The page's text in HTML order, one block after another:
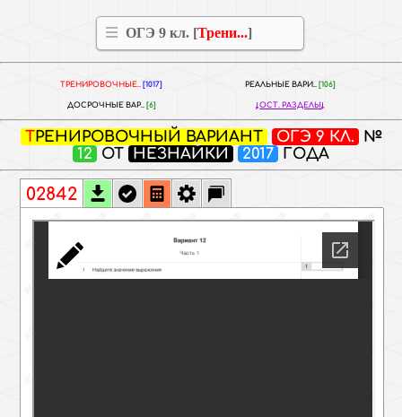
ОГЭ 9 кл. [Трени...]
ТРЕНИРОВОЧНЫЕ.. [1017] РЕАЛЬНЫЕ ВАРИ.. [106]
ДОСРОЧНЫЕ ВАР.. [6] ОСТ. РАЗДЕЛЫ
ТРЕНИРОВОЧНЫЙ ВАРИАНТ ОГЭ 9 КЛ. №
12
ОТ НЕЗНАЙКИ 2017 ГОДА
02842